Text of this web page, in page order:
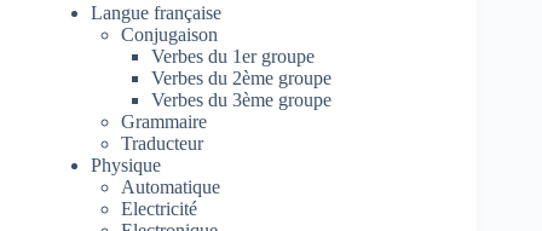
Langue française
Conjugaison
Verbes du 1er groupe
Verbes du 2ème groupe
Verbes du 3ème groupe
Grammaire
Traducteur
Physique
Automatique
Electricité